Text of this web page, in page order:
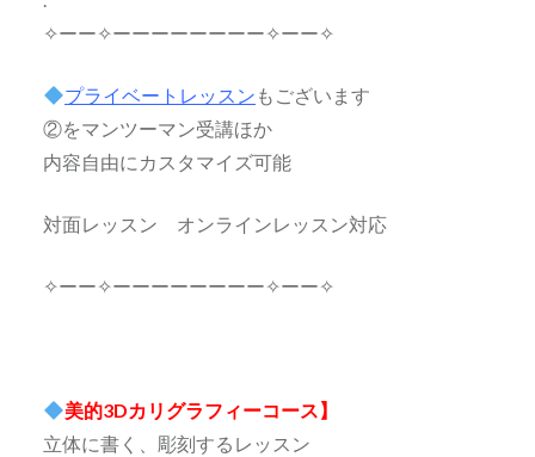
✧ーー✧ーーーーーーーー✧ーー✧
プライベートレッスン もございます
②をマンツーマン受講ほか
内容自由にカスタマイズ可能
対面レッスン オンラインレッスン対応
✧ーー✧ーーーーーーーー✧ーー✧
美的3Dカリグラフィーコース】
立体に書く、彫刻するレッスン